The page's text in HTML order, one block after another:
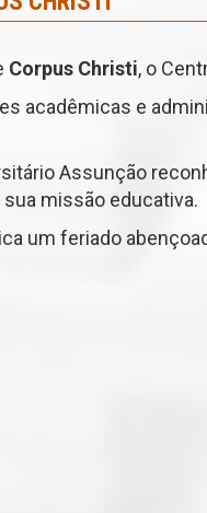
Corpus Christi, o
acadêmicas e
Assunção
missão educativa.
um feriado